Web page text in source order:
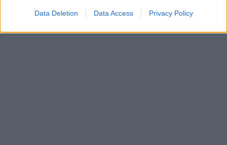
Data Deletion Data Access Privacy Policy